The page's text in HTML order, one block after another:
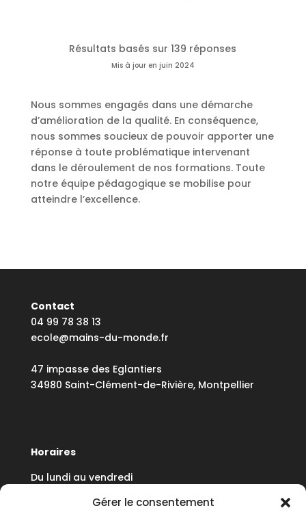
Gérer le consentement
Résultats basés sur 139 réponses
Mis à jour en juin 2024
Nous sommes engagés dans une démarche
d’amélioration de la qualité. En conséquence,
nous sommes soucieux de pouvoir apporter une
réponse à toute problématique intervenant
dans le déroulement de nos formations. Toute
notre équipe pédagogique se mobilise pour
atteindre l’excellence.
Contact
04 99 78 38 13
ecole@mains-du-monde.fr
47 impasse des Eglantiers
34980 Saint-Clément-de-Rivière, Montpellier
Horaires
Du lundi au vendredi